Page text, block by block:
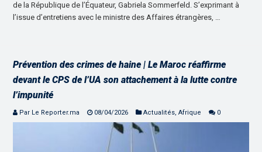
de la République de l’Équateur, Gabriela Sommerfeld. S’exprimant à
l’issue d’entretiens avec le ministre des Affaires étrangères, …
Prévention des crimes de haine | Le Maroc réaffirme
devant le CPS de l’UA son attachement à la lutte contre
l’impunité
Par Le Reporter.ma 08/04/2026 Actualités,Afrique 0